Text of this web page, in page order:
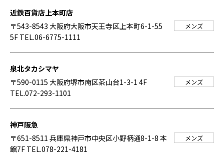
近鉄百貨店上本町店
〒543-8543 大阪府大阪市天王寺区上本町6-1-55
5F TEL.06-6775-1111
メンズ
泉北タカシマヤ
〒590-0115 大阪府堺市南区茶山台1-3-1 4F
TEL.072-293-1101
メンズ
神戸阪急
〒651-8511 兵庫県神戸市中央区小野柄通8-1-8 本
館7F TEL.078-221-4181
メンズ